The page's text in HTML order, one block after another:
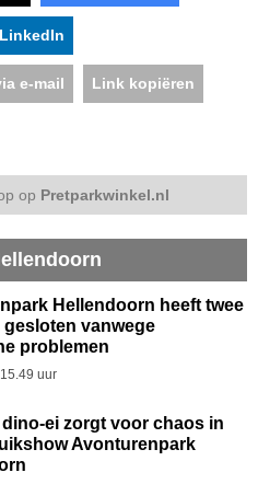
e-mail Link kopiëren
op Pretparkwinkel.nl
Hellendoorn heeft twee
vanwege
problemen
uur
ei zorgt voor chaos in
Avonturenpark